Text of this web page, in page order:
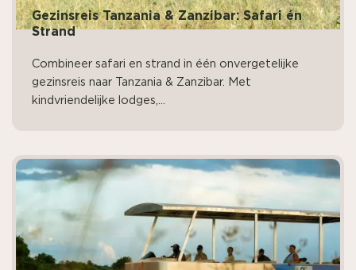
Gezinsreis Tanzania & Zanzibar: Safari én
Strand
Combineer safari en strand in één onvergetelijke
gezinsreis naar Tanzania & Zanzibar. Met
kindvriendelijke lodges,...